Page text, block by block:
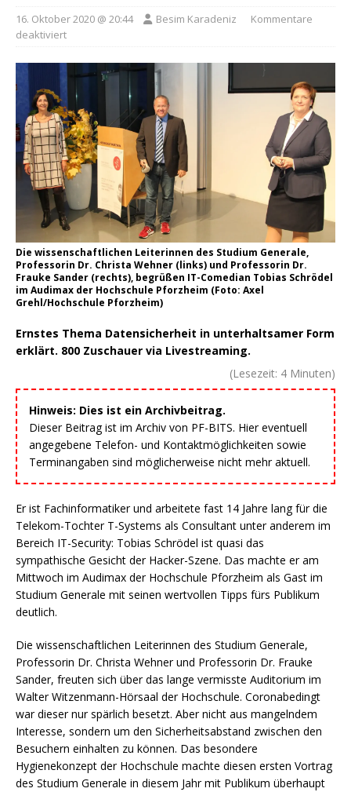
16. Oktober 2020 @ 20:44 Besim Karadeniz
Kommentare
deaktiviert
Die wissenschaftlichen Leiterinnen des Studium Generale,
Professorin Dr. Christa Wehner (links) und Professorin Dr.
Frauke Sander (rechts), begrüßen IT-Comedian Tobias Schrödel
im Audimax der Hochschule Pforzheim (Foto: Axel
Grehl/Hochschule Pforzheim)
Ernstes Thema Datensicherheit in unterhaltsamer Form
erklärt. 800 Zuschauer via Livestreaming.
(Lesezeit: 4 Minuten)
Hinweis: Dies ist ein Archivbeitrag.
Dieser Beitrag ist im Archiv von PF-BITS. Hier eventuell
angegebene Telefon- und Kontaktmöglichkeiten sowie
Terminangaben sind möglicherweise nicht mehr aktuell.
Er ist Fachinformatiker und arbeitete fast 14 Jahre lang für die
Telekom-Tochter T-Systems als Consultant unter anderem im
Bereich IT-Security: Tobias Schrödel ist quasi das
sympathische Gesicht der Hacker-Szene. Das machte er am
Mittwoch im Audimax der Hochschule Pforzheim als Gast im
Studium Generale mit seinen wertvollen Tipps fürs Publikum
deutlich.
Die wissenschaftlichen Leiterinnen des Studium Generale,
Professorin Dr. Christa Wehner und Professorin Dr. Frauke
Sander, freuten sich über das lange vermisste Auditorium im
Walter Witzenmann-Hörsaal der Hochschule. Coronabedingt
war dieser nur spärlich besetzt. Aber nicht aus mangelndem
Interesse, sondern um den Sicherheitsabstand zwischen den
Besuchern einhalten zu können. Das besondere
Hygienekonzept der Hochschule machte diesen ersten Vortrag
des Studium Generale in diesem Jahr mit Publikum überhaupt